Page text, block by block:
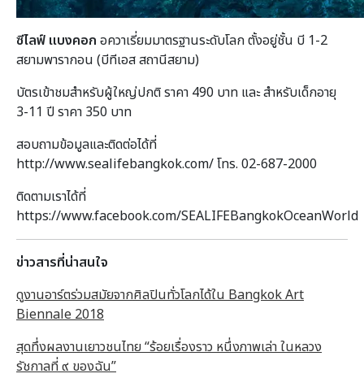
ซีไลฟ์ แบงคอก อควาเรี่ยมมาตรฐานระดับโลก ตั้งอยู่ชั้น บี 1-2
สยามพารากอน (บีทีเอส สถานีสยาม)
บัตรเข้าชมสำหรับผู้ใหญ่ปกติ ราคา 490 บาท และ สำหรับเด็กอายุ
3-11 ปี ราคา 350 บาท
สอบถามข้อมูลและติดต่อได้ที่
http://www.sealifebangkok.com/ โทร. 02-687-2000
ติดตามเราได้ที่
https://www.facebook.com/SEALIFEBangkokOceanWorld
ข่าวสารที่น่าสนใจ
ดูงานอาร์ตร่วมสมัยจากศิลปินทั่วโลกได้ใน Bangkok Art
Biennale 2018
สุดทึ่งผลงานเยาวชนไทย “ร้อยเรื่องราว หนึ่งภาพเล่า ในหลวง
รัชกาลที่ ๙ ของฉัน”